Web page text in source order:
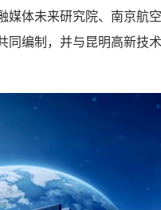
体未来研究院、南京航
编制，并与昆明高新技